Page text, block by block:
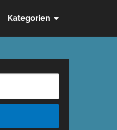
Kategorien